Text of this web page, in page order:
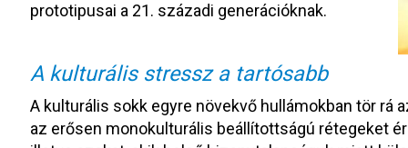
prototipusai a 21. századi generációknak.
A kulturális stressz a tartósabb
A kulturális sokk egyre növekvő hullámokban tör rá
az erősen monokulturális beállítottságú rétegeket